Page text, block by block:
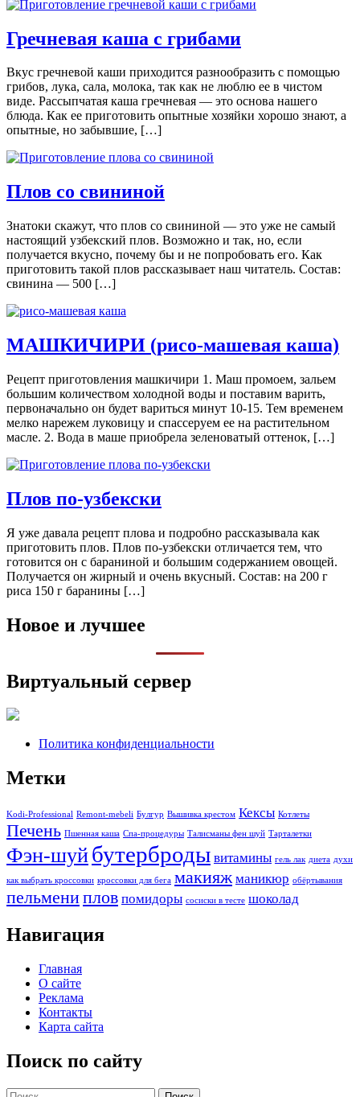
Гречневая каша с грибами
Вкус гречневой каши приходится разнообразить с помощью
грибов, лука, сала, молока, так как не люблю ее в чистом
виде. Рассыпчатая каша гречневая — это основа нашего
блюда. Как ее приготовить опытные хозяйки хорошо знают, а
опытные, но забывшие, […]
Плов со свининой
Знатоки скажут, что плов со свининой — это уже не самый
настоящий узбекский плов. Возможно и так, но, если
получается вкусно, почему бы и не попробовать его. Как
приготовить такой плов рассказывает наш читатель. Состав:
свинина — 500 […]
МАШКИЧИРИ (рисо-машевая каша)
Рецепт приготовления машкичири 1. Маш промоем, зальем
большим количеством холодной воды и поставим варить,
первоначально он будет вариться минут 10-15. Тем временем
мелко нарежем луковицу и спассеруем ее на растительном
масле. 2. Вода в маше приобрела зеленоватый оттенок, […]
Плов по-узбекски
Я уже давала рецепт плова и подробно рассказывала как
приготовить плов. Плов по-узбекски отличается тем, что
готовится он с бараниной и большим содержанием овощей.
Получается он жирный и очень вкусный. Состав: на 200 г
риса 150 г баранины […]
Новое и лучшее
Виртуальный сервер
Политика конфиденциальности
Метки
Kodi-Professional Remont-mebeli Булгур Вышивка крестом Кексы Котлеты
Печень Пшенная каша Спа-процедуры Талисманы фен шуй Тарталетки
Фэн-шуйбутерброды витамины гель лак диета духи
как выбрать кроссовки кроссовки для бега макияж маникюр обёртывания
пельмениплов помидоры сосиски в тесте шоколад
Навигация
Главная
О сайте
Реклама
Контакты
Карта сайта
Поиск по сайту
Найти: